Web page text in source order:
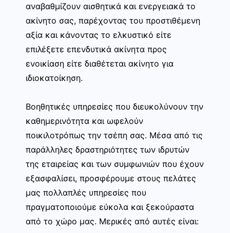
αναβαθμίζουν αισθητικά και ενεργειακά το
ακίνητο σας, παρέχοντας του προστιθέμενη
αξία και κάνοντας το ελκυστικό είτε
επιλέξετε επενδυτικά ακίνητα προς
ενοικίαση είτε διαθέτεται ακίνητο για
ιδιοκατοίκηση.
Βοηθητικές υπηρεσίες που διευκολύνουν την
καθημερινότητα και ωφελούν
ποικιλοτρόπως την τσέπη σας. Μέσα από τις
παράλληλες δραστηριότητες των ιδρυτών
της εταιρείας και των συμφωνιών που έχουν
εξασφαλίσει, προσφέρουμε στους πελάτες
μας πολλαπλές υπηρεσίες που
πραγματοποιούμε εύκολα και ξεκούραστα
από το χώρο μας. Μερικές από αυτές είναι: